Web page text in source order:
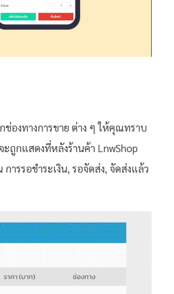
องทางการขาย ต่าง ๆ ให้คุณทราบ
ะถูกแสดงที่หลังร้านค้า LnwShop
ารรอชำระเงิน, รอจัดส่ง, จัดส่งแล้ว